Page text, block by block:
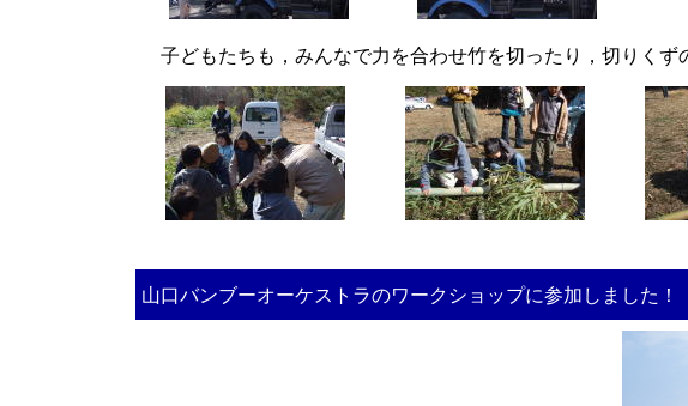
子どもたちも，みんなで力を合わせ竹を切ったり，切りくず
山口バンブーオーケストラのワークショップに参加しました！